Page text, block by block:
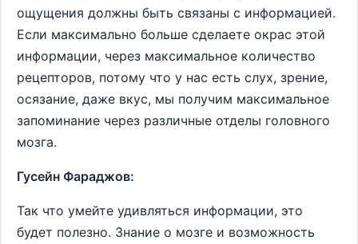
ощущения должны быть связаны с информацией.
Если максимально больше сделаете окрас этой
информации, через максимальное количество
рецепторов, потому что у нас есть слух, зрение,
осязание, даже вкус, мы получим максимальное
запоминание через различные отделы головного
мозга.
Гусейн Фараджов:
Так что умейте удивляться информации, это
будет полезно. Знание о мозге и возможность